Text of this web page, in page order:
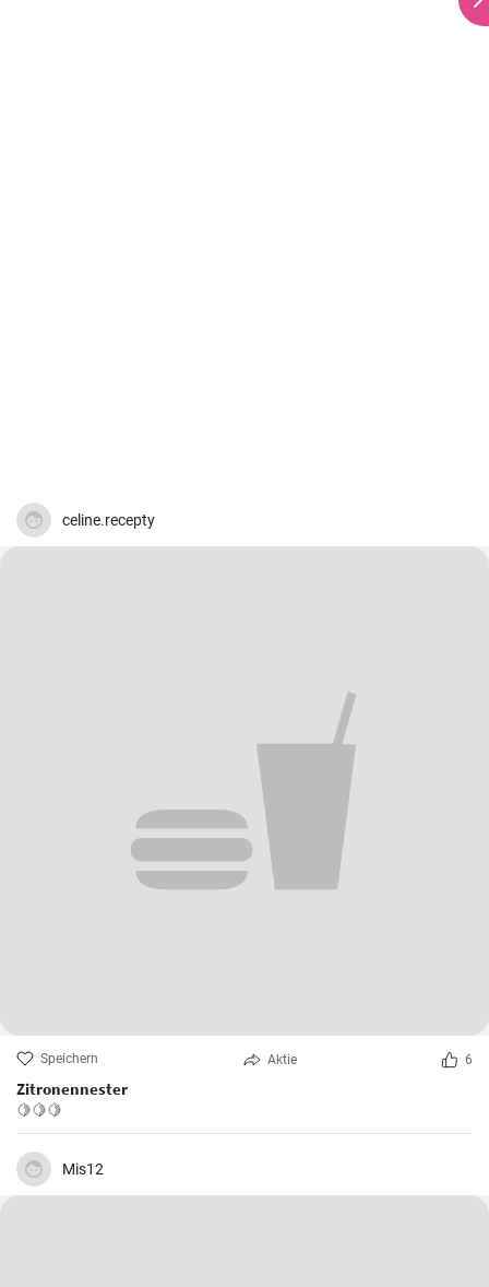
celine.recepty
Speichern Aktie 6
Zitronennester
🍋🍋🍋
Mis12